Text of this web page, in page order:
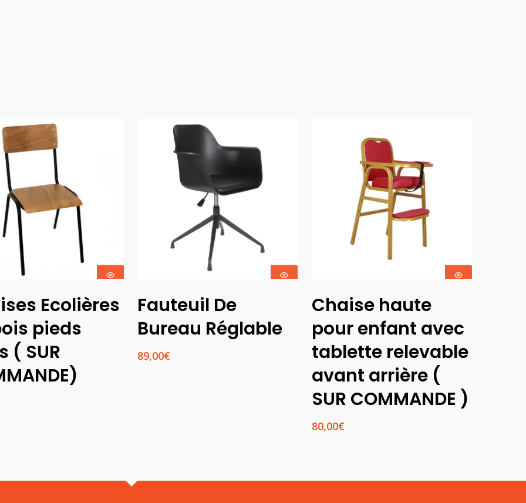
PanierEcolières
pieds
( SUR
Options
Fauteuil De
Bureau Réglable
89,00€
Panier
Chaise haute
pour enfant avec
tablette relevable
avant arrière (
SUR COMMANDE )
80,00€